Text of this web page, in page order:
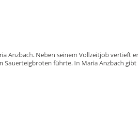
Anzbach. Neben seinem Vollzeitjob vertieft er
Sauerteigbroten führte. In Maria Anzbach gibt